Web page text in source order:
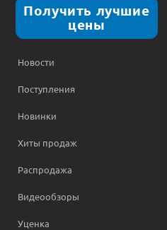
Получить лучшие
цены
Новости
Поступления
Новинки
Хиты продаж
Распродажа
Видеообзоры
Уценка